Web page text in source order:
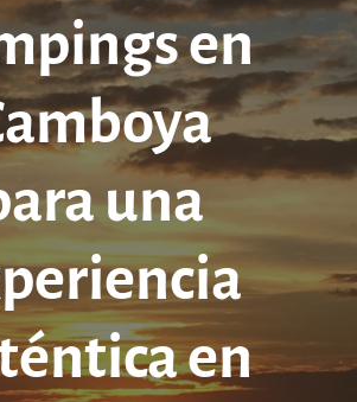
en
una
en